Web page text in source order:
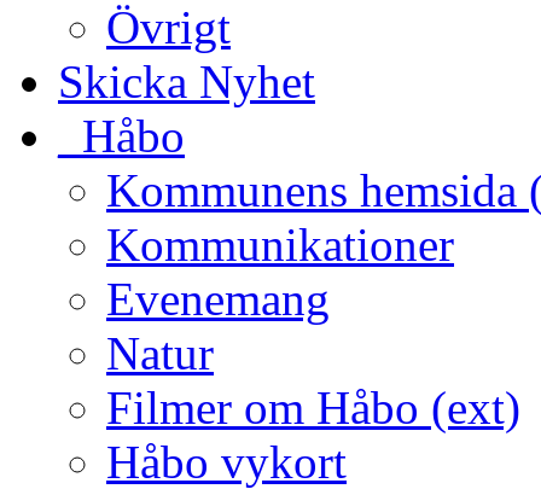
Övrigt
Skicka Nyhet
_Håbo
Kommunens hemsida
Kommunikationer
Evenemang
Natur
Filmer om Håbo (ext)
Håbo vykort